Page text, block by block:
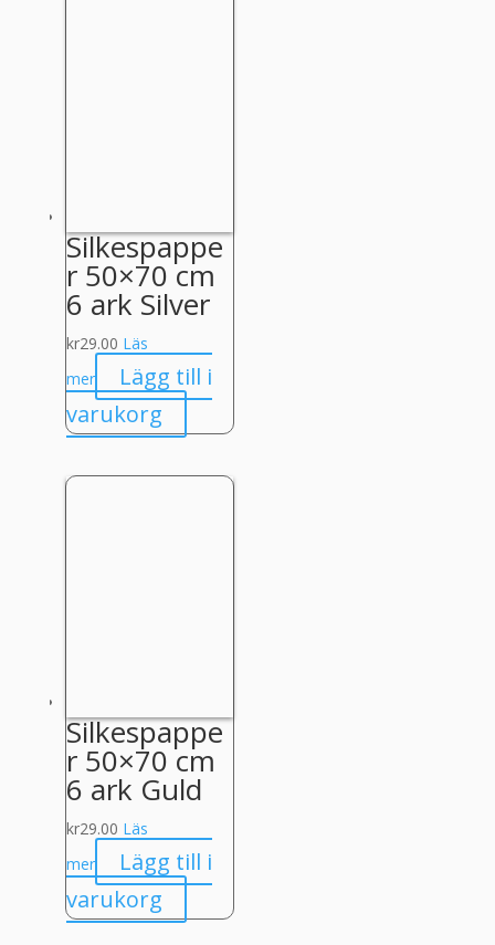
Silkespappe
r 50×70 cm
6 ark Silver
kr29.00 Läs
mer
Lägg till i
varukorg
Silkespappe
r 50×70 cm
6 ark Guld
kr29.00 Läs
mer
Lägg till i
varukorg